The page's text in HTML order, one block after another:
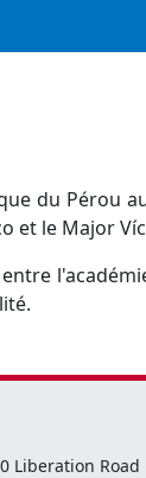
du Pérou
et le Major
Liberation Road